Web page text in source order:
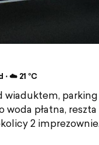
☁️ 21 °C
wiaduktem,
płatna,
2